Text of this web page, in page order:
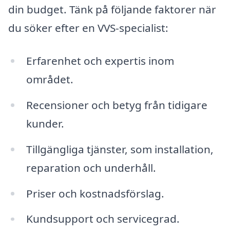
din budget. Tänk på följande faktorer när
du söker efter en VVS-specialist:
Erfarenhet och expertis inom
området.
Recensioner och betyg från tidigare
kunder.
Tillgängliga tjänster, som installation,
reparation och underhåll.
Priser och kostnadsförslag.
Kundsupport och servicegrad.